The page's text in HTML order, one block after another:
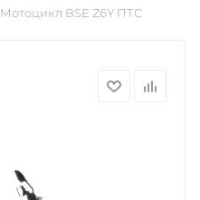
Мотоцикл BSE Z6Y ПТС